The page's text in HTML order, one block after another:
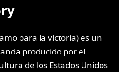
para la victoria) es un
producido por el
de los Estados Unidos